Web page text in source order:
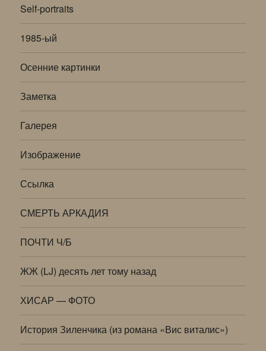
Self-portraits
1985-ый
Осенние картинки
Заметка
Галерея
Изображение
Ссылка
СМЕРТЬ АРКАДИЯ
ПОЧТИ Ч/Б
ЖЖ (LJ) десять лет тому назад
ХИСАР — ФОТО
История Зиленчика (из романа «Вис виталис»)